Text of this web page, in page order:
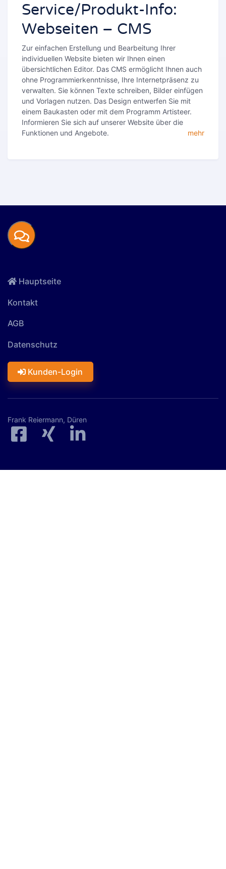
Service/Produkt-Info:
Webseiten – CMS
Zur einfachen Erstellung und Bearbeitung Ihrer
individuellen Website bieten wir Ihnen einen
übersichtlichen Editor. Das CMS ermöglicht Ihnen auch
ohne Programmierkenntnisse, Ihre Internetpräsenz zu
verwalten. Sie können Texte schreiben, Bilder einfügen
und Vorlagen nutzen. Das Design entwerfen Sie mit
einem Baukasten oder mit dem Programm Artisteer.
Informieren Sie sich auf unserer Website über die
Funktionen und Angebote.
mehr
Hauptseite
Kontakt
AGB
Datenschutz
Kunden-Login
Frank Reiermann, Düren